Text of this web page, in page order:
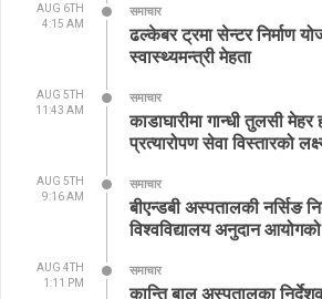
AUG 6TH
4:15 AM
समाचार
ढल्केबर ट्रमा सेन्टर निर्माण
स्वास्थ्यमन्त्री मेहता
AUG 5TH
11:43 AM
समाचार
काडाघारीमा गान्धी तुलसी
प्रत्यारोपण सेवा विस्तारको
AUG 5TH
9:16 AM
समाचार
बीएन्डबी अस्पतालकी नर्सिङ
विश्वविद्यालय अनुदान
AUG 4TH
1:11 PM
समाचार
कान्ति बाल अस्पतालका